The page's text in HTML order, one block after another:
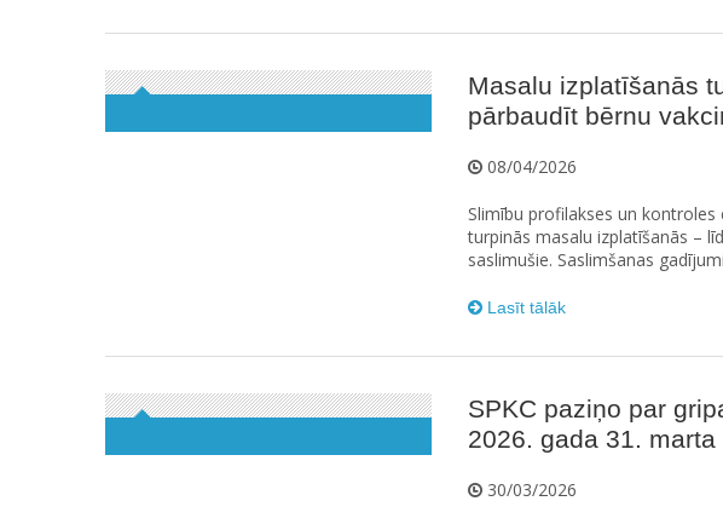
Masalu izplatīšanās
pārbaudīt bērnu
08/04/2026
Slimību profilakses un
turpinās masalu izplatīšanās –
saslimušie. Saslimšanas
Lasīt tālāk
SPKC paziņo par
2026. gada 31. marta
30/03/2026